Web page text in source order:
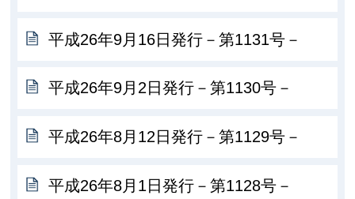
平成26年9月16日発行－第1131号－
平成26年9月2日発行－第1130号－
平成26年8月12日発行－第1129号－
平成26年8月1日発行－第1128号－